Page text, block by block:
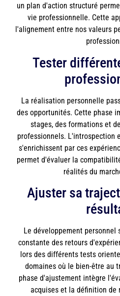
un plan d'action structuré
vie professionnelle. Cette
l'alignement entre nos valeurs
Tester
La réalisation personnelle
des opportunités. Cette phase
stages, des formations et
professionnels. L'introspection
s'enrichissent par ces
permet d'évaluer la
réalités du
Ajuster sa
Le développement personnel
constante des retours
lors des différents tests
domaines où le bien-être au
phase d'ajustement intègre
acquises et la définition de